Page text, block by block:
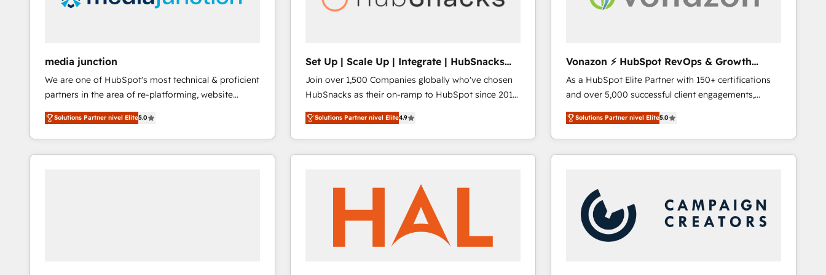
future.” Others agree it is proof of trust built through
media junction
We are one of HubSpot's most technical & proficient
partners in the area of re-platforming, website
design & development. We specialize in multi-hub
implementations for mid-market & enterprise
companies. We are woman-owned, powered by
coffee, and we ❤️ dogs. We produce award-winning
Solutions Partner nivel Elite5.0
Set Up | Scale Up | Integrate | HubSnacks
FlexPlan
Join over 1,500 Companies globally who've chosen
HubSnacks as their on-ramp to HubSpot since 2014
Simple pay-as-you-go plans that accelerate value...
1️⃣ Set Up | Onboarding New or Check-fixing existing
HubSpot portals 2️⃣ Scale Up | 100% HubSpot Task
Execution... Global 24/7 ... All Experts 3️⃣ Integrate |
Slash months from your API Integration project... ⬅️
Click "Contact Business" ⬅️ to access 150+ Kickstart
Integration templates that put HubSpot in the center
of your tech stack, syncing... 🛍️ Shopify or
WooCommerce 💲 Stripe or Paypal 💰 Sage or
Solutions Partner nivel Elite4.9
Vonazon ⚡ HubSpot RevOps & Growth
Strategy Experts
As a HubSpot Elite Partner with 150+ certifications
and over 5,000 successful client engagements,
Vonazon turns marketing complexity into
measurable, scalable growth. From onboarding to
enterprise-grade campaigns, our in-house team
builds scalable strategies that drive long-term
Complex platform migrations and data cleanups •
Custom APIs and third-party integrations 📈 End-to-
End Revenue Acceleration • Lifecycle marketing and
pipeline growth programs • Sales enablement tools
Solutions Partner nivel Elite5.0